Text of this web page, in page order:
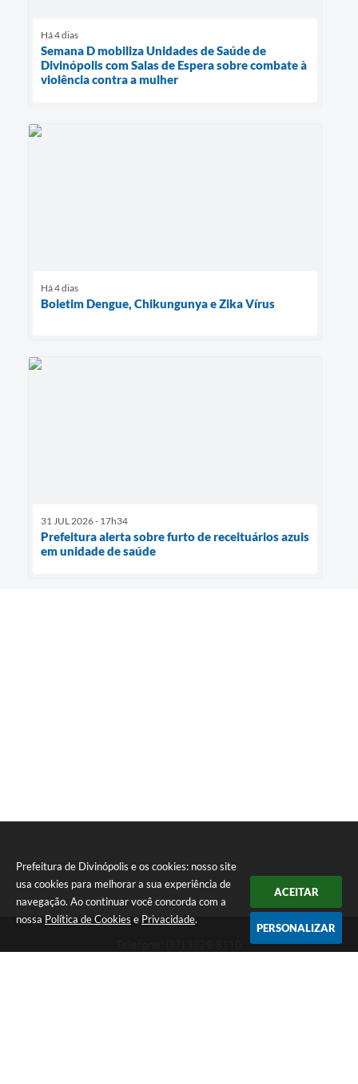
Prefeitura de Divinópolis e os cookies: nosso site
usa cookies para melhorar a sua experiência de
navegação. Ao continuar você concorda com a
nossa Política de Cookies e Privacidade.
ACEITAR
PERSONALIZAR
Há 4 dias
Semana D mobiliza Unidades de Saúde de
Divinópolis com Salas de Espera sobre combate à
violência contra a mulher
Há 4 dias
Boletim Dengue, Chikungunya e Zika Vírus
31 JUL 2026 - 17h34
Prefeitura alerta sobre furto de receituários azuis
em unidade de saúde